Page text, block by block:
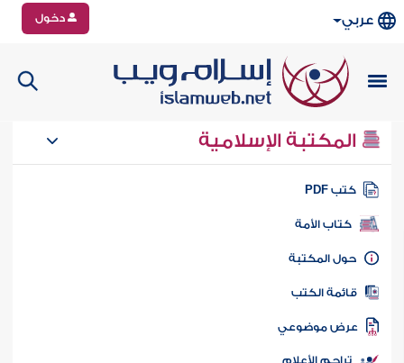
عربي دخول
المكتبة الإسلامية
كتب PDF
كتاب الأمة
المكتبة
الكتب